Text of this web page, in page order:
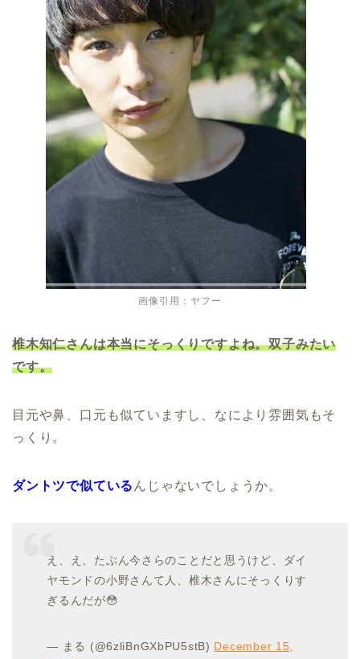
画像引用：ヤフー
椎木知仁さんは本当にそっくりですよね。双子みたい
です。
目元や鼻、口元も似ていますし、なにより雰囲気もそ
っくり。
ダントツで似ている んじゃないでしょうか。
え、え、たぶん今さらのことだと思うけど、ダイ
ヤモンドの小野さんて人、椎木さんにそっくりす
ぎるんだが😳
— まる (@6zliBnGXbPU5stB) December 15,